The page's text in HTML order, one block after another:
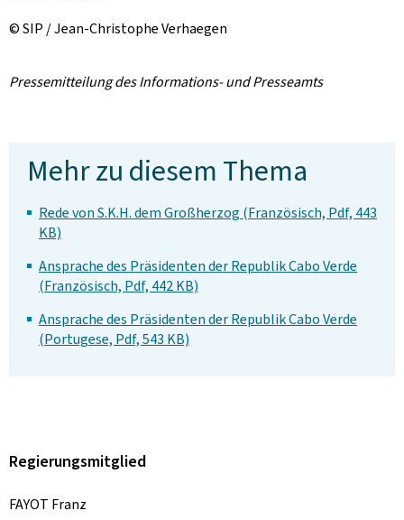
© SIP / Jean-Christophe Verhaegen
Pressemitteilung des Informations- und Presseamts
Mehr zu diesem Thema
Rede von S.K.H. dem Großherzog (Französisch, Pdf, 443
KB)
Ansprache des Präsidenten der Republik Cabo Verde
(Französisch, Pdf, 442 KB)
Ansprache des Präsidenten der Republik Cabo Verde
(Portugese, Pdf, 543 KB)
Regierungsmitglied
FAYOT Franz